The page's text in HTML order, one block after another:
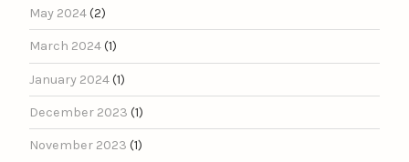
May 2024(2)
March 2024(1)
January 2024(1)
December 2023 (1)
November 2023 (1)